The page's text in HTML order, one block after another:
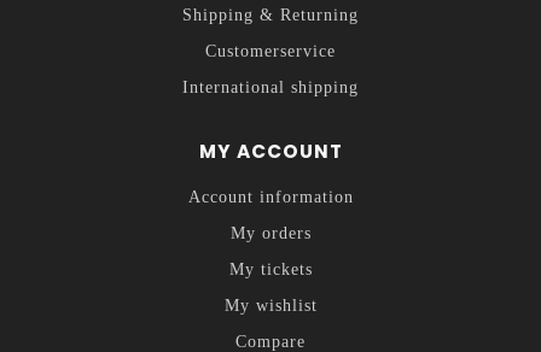
Shipping & Returning
Customerservice
International shipping
MY ACCOUNT
Account information
My orders
My tickets
My wishlist
Compare